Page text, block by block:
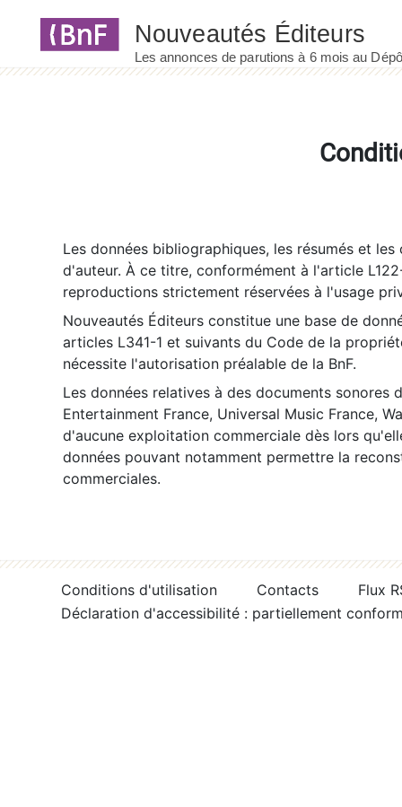
Les données bibliographiques, les résumés et
d'auteur. À ce titre, conformément à l'article
reproductions strictement réservées à l'usage
Nouveautés Éditeurs constitue une base de
articles L341-1 et suivants du Code de la
nécessite l'autorisation préalable de la BnF.
Les données relatives à des documents sonores
Entertainment France, Universal Music France,
d'aucune exploitation commerciale dès lors
données pouvant notamment permettre la
commerciales.
Conditions d'utilisation Contacts
Flux
Déclaration d'accessibilité : partiellement